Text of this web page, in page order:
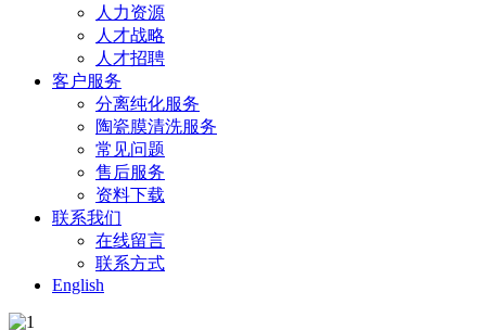
人力资源
人才战略
人才招聘
客户服务
分离纯化服务
陶瓷膜清洗服务
常见问题
售后服务
资料下载
联系我们
在线留言
联系方式
English